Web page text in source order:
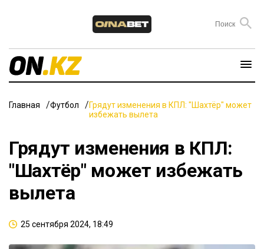
Главная Футбол
Грядут изменения в КПЛ: "Шахтёр" может
избежать вылета
Грядут изменения в КПЛ:
"Шахтёр" может избежать
вылета
25 сентября 2024, 18:49